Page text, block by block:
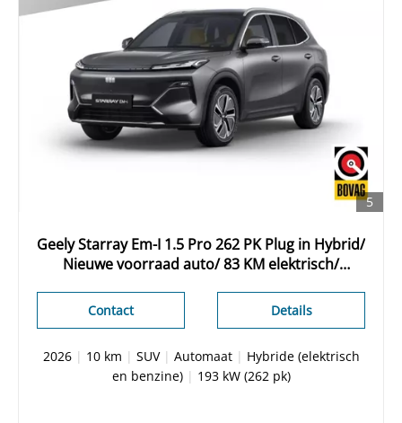
5
Geely Starray Em-I 1.5 Pro 262 PK Plug in Hybrid/
Nieuwe voorraad auto/ 83 KM elektrisch/
Leder/ 360 Camera/ Apple Carplay
Details
Contact
2026| 10 km | SUV| Automaat| Hybride (elektrisch
en benzine)| 193 kW (262 pk)